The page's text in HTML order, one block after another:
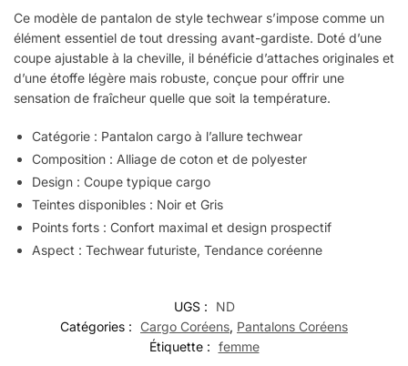
Ce modèle de pantalon de style techwear s’impose comme un
élément essentiel de tout dressing avant-gardiste. Doté d’une
coupe ajustable à la cheville, il bénéficie d’attaches originales et
d’une étoffe légère mais robuste, conçue pour offrir une
sensation de fraîcheur quelle que soit la température.
Catégorie : Pantalon cargo à l’allure techwear
Composition : Alliage de coton et de polyester
Design : Coupe typique cargo
Teintes disponibles : Noir et Gris
Points forts : Confort maximal et design prospectif
Aspect : Techwear futuriste, Tendance coréenne
UGS :
ND
Catégories :
Cargo Coréens, Pantalons Coréens
Étiquette : femme